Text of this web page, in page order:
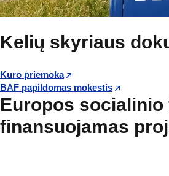
Kelių skyriaus
Kuro priemoka
BAF papildomas mokestis
Europos socialinio
finansuojamas